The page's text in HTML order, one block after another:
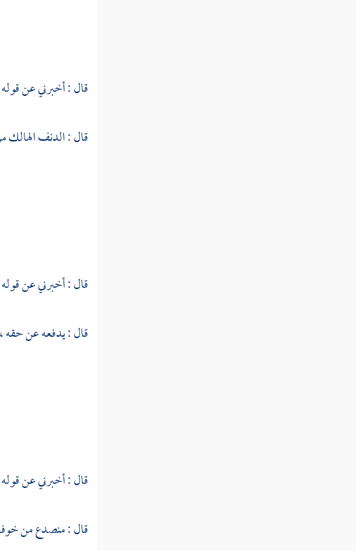
قال : أخبرني عن
قال : الدنف
قال : أخبرني عن
قال : يدفعه عن
قال : أخبرني عن
قال : منصدع من